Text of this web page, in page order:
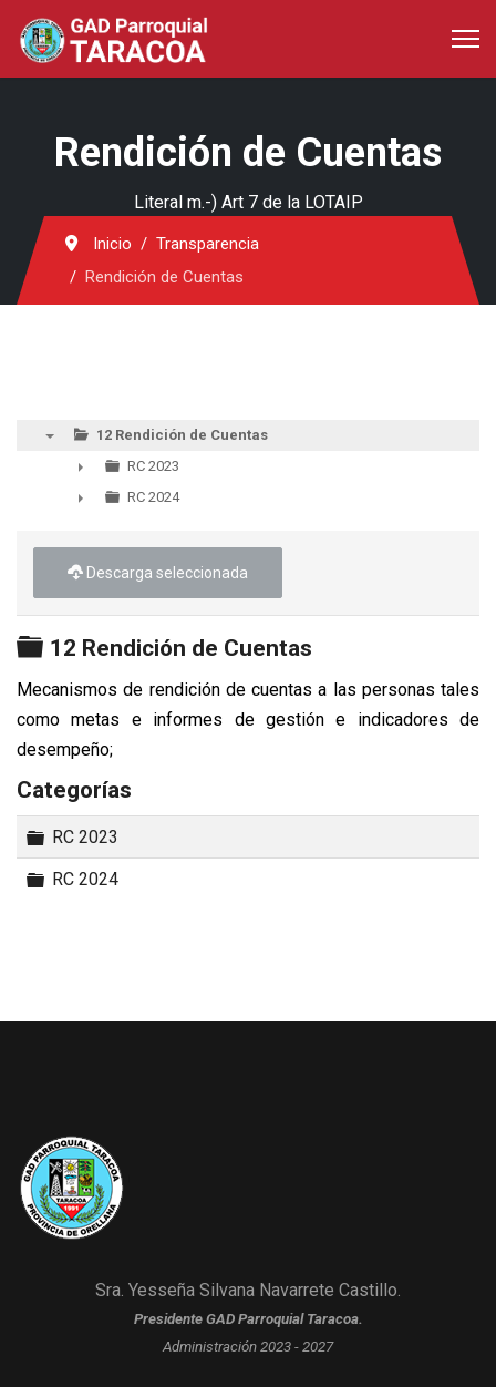
Rendición de Cuentas
Literal m.-) Art 7 de la LOTAIP
Inicio
Transparencia
Rendición de Cuentas
12 Rendición de Cuentas
►
RC 2023
RC 2024
Descarga seleccionada
Carpeta
12 Rendición de Cuentas
Mecanismos de rendición de cuentas a las personas tales
como metas e informes de gestión e indicadores de
desempeño;
Categorías
Carpeta
RC 2023
Carpeta
RC 2024
Sra. Yesseña Silvana Navarrete Castillo.
Presidente GAD Parroquial Taracoa.
Administración 2023 - 2027